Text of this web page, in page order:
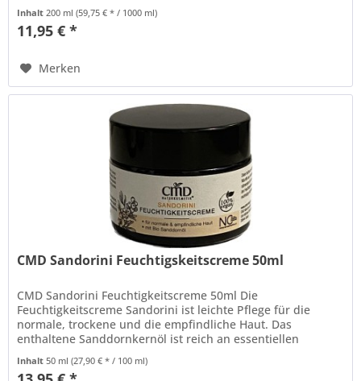
Inhalt200 ml(59,75 € * / 1000 ml)
11,95 € *
Merken
CMD Sandorini Feuchtigskeitscreme 50ml
CMD Sandorini Feuchtigkeitscreme 50ml Die
Feuchtigkeitscreme Sandorini ist leichte Pflege für die
normale, trockene und die empfindliche Haut. Das
enthaltene Sanddornkernöl ist reich an essentiellen
Inhalt 50 ml(27,90 € * / 100 ml)